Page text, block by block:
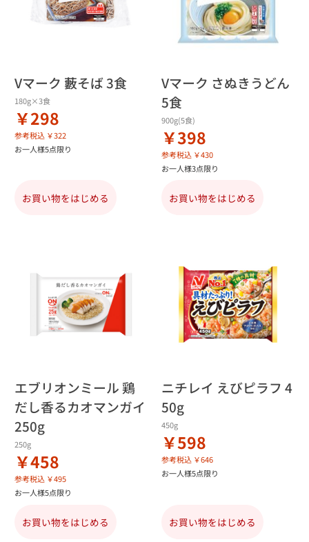
Vマーク 藪そば 3食
180g×3食
￥298
参考税込 ￥322
お一人様5点限り
お買い物をはじめる
Vマーク さぬきうどん
5食
900g(5食)
￥398
参考税込 ￥430
お一人様3点限り
お買い物をはじめる
エブリオンミール 鶏
だし香るカオマンガイ
250g
250g
￥458
参考税込 ￥495
お一人様5点限り
お買い物をはじめる
ニチレイ えびピラフ 4
50g
450g
￥598
参考税込 ￥646
お一人様5点限り
お買い物をはじめる